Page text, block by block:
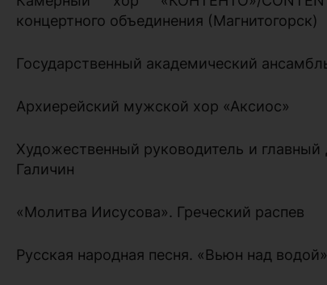
концертного объединения (Магнитогорск)
Государственный академический
Архиерейский мужской хор «Аксиос»
Художественный руководитель и
Галичин
«Молитва Иисусова». Греческий распев
Русская народная песня. «Вьюн над водой»